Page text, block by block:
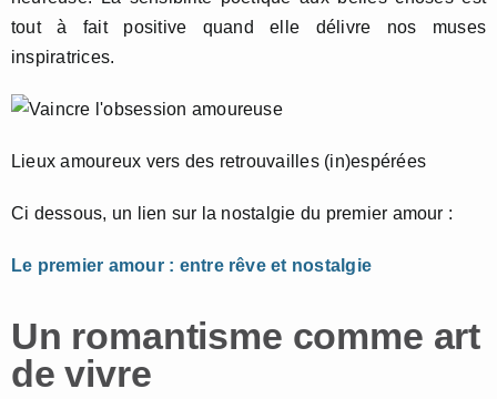
tout à fait positive quand elle délivre nos muses
inspiratrices.
Lieux amoureux vers des retrouvailles (in)espérées
Ci dessous, un lien sur la nostalgie du premier amour :
Le premier amour : entre rêve et nostalgie
Un romantisme comme art
de vivre